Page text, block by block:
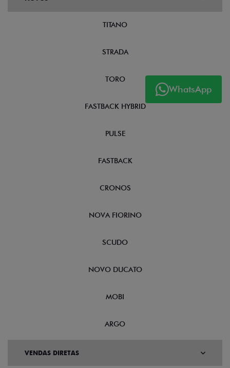
WhatsApp
TITANO
STRADA
TORO
FASTBACK HYBRID
PULSE
FASTBACK
CRONOS
NOVA FIORINO
SCUDO
NOVO DUCATO
MOBI
ARGO
VENDAS DIRETAS